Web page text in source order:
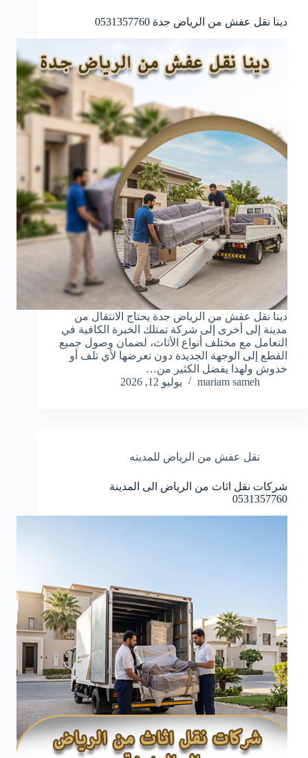
دينا نقل عفش من الرياض جدة 0531357760
دينا نقل عفش من الرياض جدة يحتاج الانتقال من
مدينة إلى أخرى إلى شركة تمتلك الخبرة الكافية في
التعامل مع مختلف أنواع الأثاث، لضمان وصول جميع
القطع إلى الوجهة الجديدة دون تعرضها لأي تلف أو
خدوش ولهذا يفضل الكثير من…
mariam sameh
يوليو 12, 2026
نقل عفش من الرياض للمدينه
شركات نقل اثاث من الرياض الى المدينة
0531357760